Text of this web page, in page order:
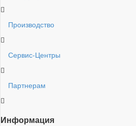
Производство
Сервис-Центры
Партнерам
Информация